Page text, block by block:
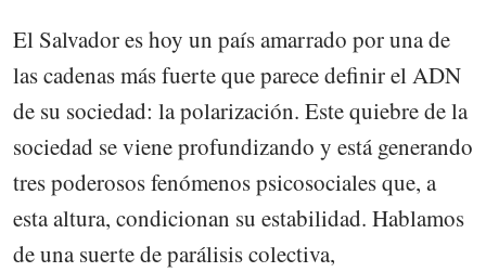
El Salvador es hoy un país amarrado por una de
las cadenas más fuerte que parece definir el ADN
de su sociedad: la polarización. Este quiebre de la
sociedad se viene profundizando y está generando
tres poderosos fenómenos psicosociales que, a
esta altura, condicionan su estabilidad. Hablamos
de una suerte de parálisis colectiva,